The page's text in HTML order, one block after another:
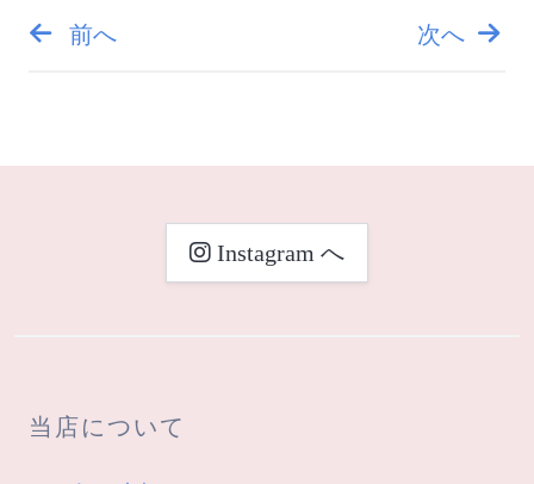
投
ナ
ョ
前へ 次へ
Instagram へ
当店について